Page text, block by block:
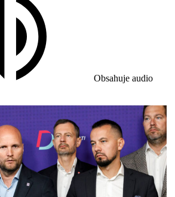
Obsahuje audio